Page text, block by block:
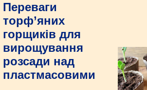
Переваги
торф’яних
горщиків для
вирощування
розсади над
пластмасовими